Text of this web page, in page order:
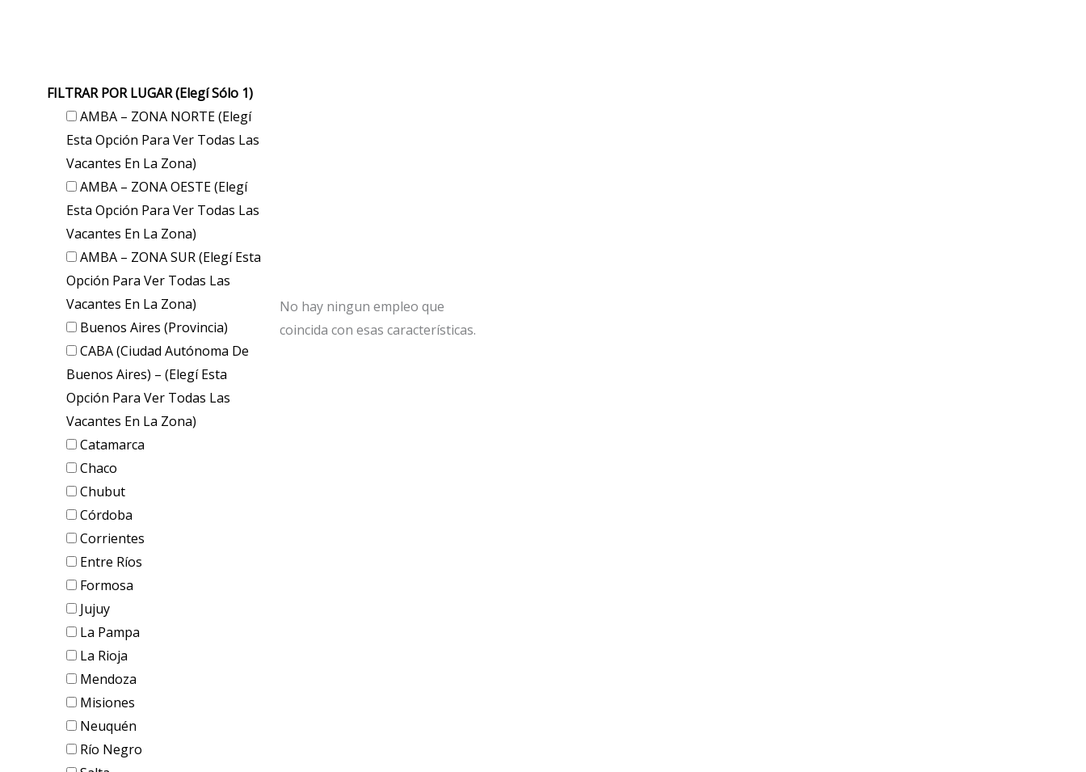
FILTRAR POR LUGAR (elegí Sólo 1)
AMBA – ZONA NORTE (elegí
Esta Opción Para Ver Todas Las
Vacantes En La Zona)
AMBA – ZONA OESTE (elegí
Esta Opción Para Ver Todas Las
Vacantes En La Zona)
AMBA – ZONA SUR (elegí Esta
Opción Para Ver Todas Las
Vacantes En La Zona)
Buenos Aires (provincia)
CABA (Ciudad Autónoma De
Buenos Aires) – (elegí Esta
Opción Para Ver Todas Las
Vacantes En La Zona)
Catamarca
Chaco
Chubut
Córdoba
Corrientes
Entre Ríos
Formosa
Jujuy
La Pampa
La Rioja
Mendoza
Misiones
Neuquén
Río Negro
No hay ningun empleo que
coincida con esas características.